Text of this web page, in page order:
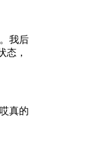
我后
态，
真的